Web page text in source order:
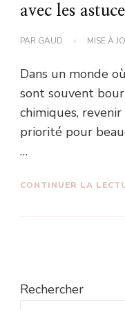
avec les
PAR GAUD MISE À
Dans un monde
sont souvent
chimiques,
priorité pour
…
CONTINUER LA
Rechercher